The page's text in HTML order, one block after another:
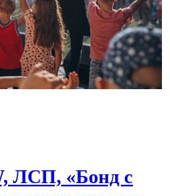
ЛСП, «Бонд с